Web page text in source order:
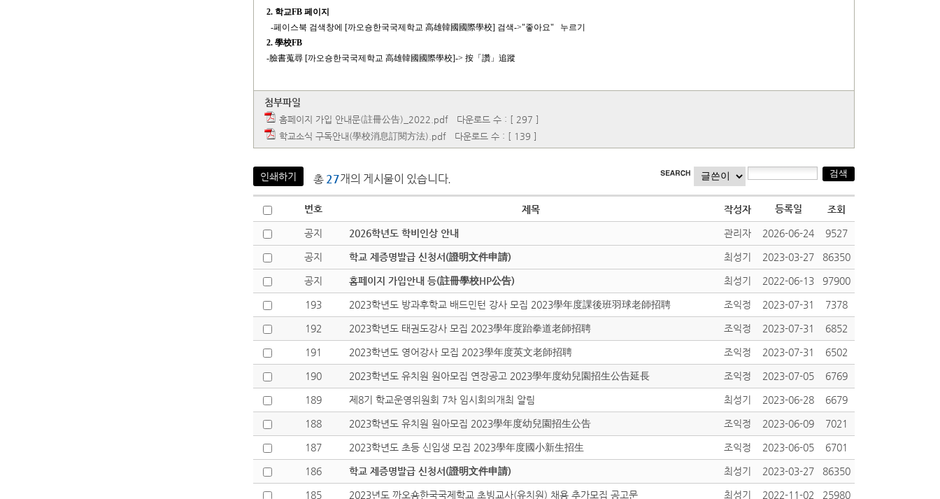
2. 학교FB 페이지
-페이스북 검색창에 [까오숑한국국제학교 高雄韓國國際學校] 검색->"좋아요" 누르기
2. 學校FB
-臉書蒐尋 [까오숑한국국제학교 高雄韓國國際學校]-> 按「讚」追蹤
첨부파일
홈페이지 가입 안내문(註冊公告)_2022.pdf 다운로드 수 : [ 297 ]
학교소식 구독안내(學校消息訂閱方法).pdf 다운로드 수 : [ 139 ]
인쇄하기 총 27개의 게시물이 있습니다.
번호 제목 작성자 등록일 조회
공지 2026학년도 학비인상 안내 관리자 2026-06-24 9527
공지 학교 제증명발급 신청서(證明文件申請) 최성기 2023-03-27 86350
공지 홈페이지 가입안내 등(註冊學校HP公告) 최성기 2022-06-13 97900
193 2023학년도 방과후학교 배드민턴 강사 모집 2023學年度課後班羽球老師招聘 조익정 2023-07-31 7378
192 2023학년도 태권도강사 모집 2023學年度跆拳道老師招聘 조익정 2023-07-31 6852
191 2023학년도 영어강사 모집 2023學年度英文老師招聘 조익정 2023-07-31 6502
190 2023학년도 유치원 원아모집 연장공고 2023學年度幼兒園招生公告延長 조익정 2023-07-05 6769
189 제8기 학교운영위원회 7차 임시회의개최 알림 최성기 2023-06-28 6679
188 2023학년도 유치원 원아모집 2023學年度幼兒園招生公告 조익정 2023-06-09 7021
187 2023학년도 초등 신입생 모집 2023學年度國小新生招生 조익정 2023-06-05 6701
186 학교 제증명발급 신청서(證明文件申請) 최성기 2023-03-27 86350
185 2023년도 까오숑한국국제학교 초빙교사(유치원) 채용 추가모집 공고문 최성기 2022-11-02 25980